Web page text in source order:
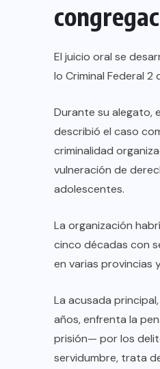
El juicio oral se
lo Criminal Federal 2
Durante su alegato,
describió el caso
criminalidad
vulneración de
adolescentes.
La organización
cinco décadas con
en varias provincias
La acusada
años, enfrenta la
prisión— por los
servidumbre, trata